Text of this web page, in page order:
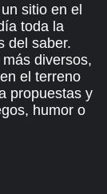
sitio en el
toda la
del saber.
diversos,
el terreno
propuestas y
humor o